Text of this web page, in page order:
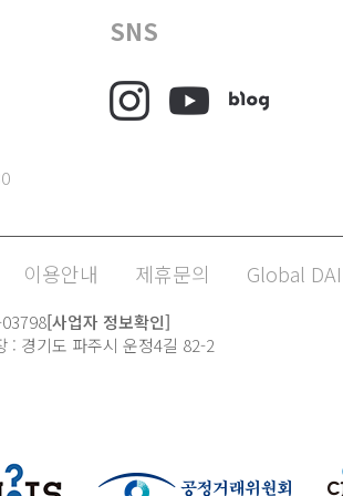
SNS
이용안내 제휴문의 Global
[사업자 정보확인]
: 경기도 파주시 운정4길 82-2